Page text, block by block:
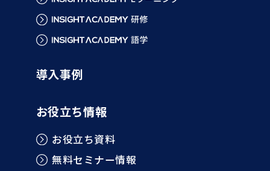
導入事例
お役立ち情報
お役立ち資料
無料セミナー情報